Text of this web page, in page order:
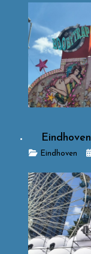
DetailsEindhoven